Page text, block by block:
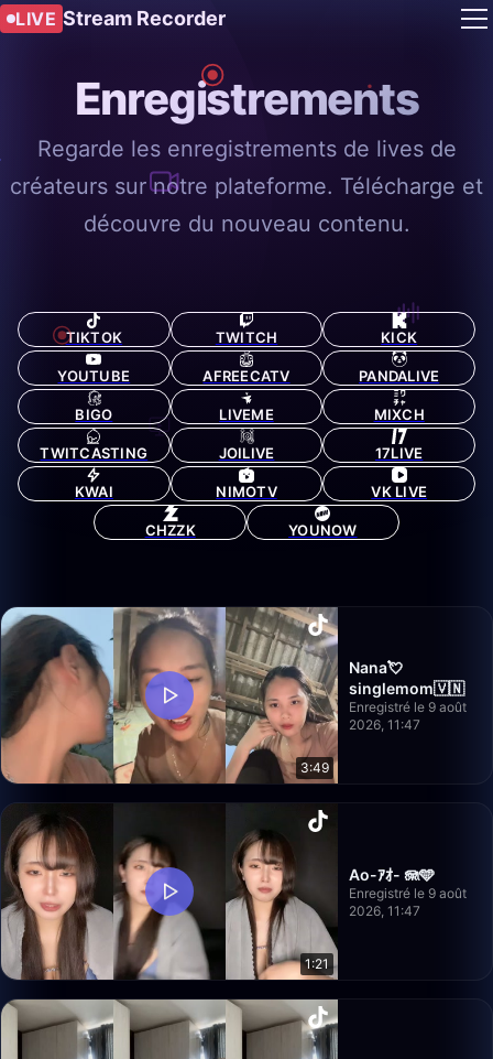
LIVE Stream Recorder
Enregistrements
Regarde les enregistrements de lives de
créateurs sur notre plateforme. Télécharge et
découvre du nouveau contenu.
TIKTOK TWITCH KICK
YOUTUBE AFREECATV PANDALIVE
BIGO LIVEME MIXCH
TWITCASTING JOILIVE 17LIVE
KWAI NIMOTV VK LIVE
CHZZK YOUNOW
3:49
Nana💘
singlemom🇻🇳
Enregistré le 9 août
2026, 11:47
1:21
Ao-ｱｵ- 🪼🩵
Enregistré le 9 août
2026, 11:47